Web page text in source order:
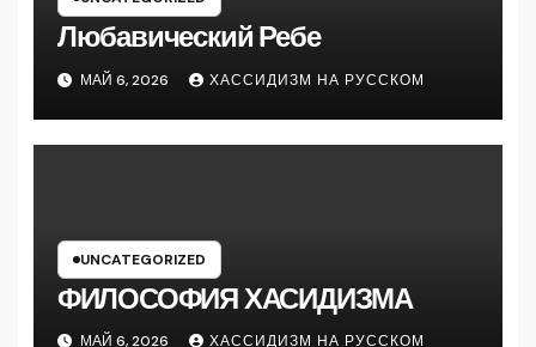
Любавический Ребе
МАЙ 6, 2026 ХАССИДИЗМ НА РУССКОМ
UNCATEGORIZED
ФИЛОСОФИЯ ХАСИДИЗМА
МАЙ 6, 2026 ХАССИДИЗМ НА РУССКОМ